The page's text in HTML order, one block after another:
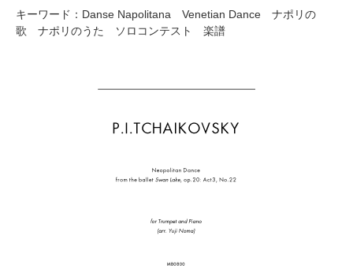
キーワード：Danse Napolitana Venetian Dance ナポリの
歌 ナポリのうた ソロコンテスト 楽譜